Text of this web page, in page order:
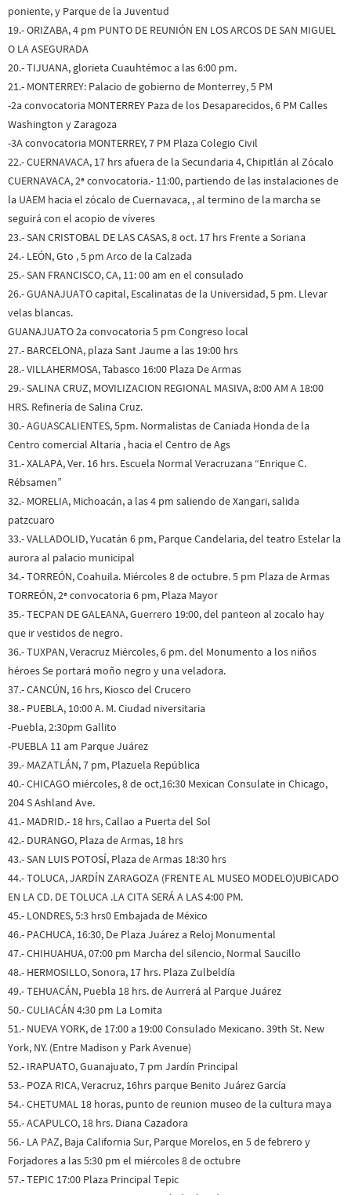
poniente, y Parque de la Juventud
19.- ORIZABA, 4 pm PUNTO DE REUNIÓN EN LOS ARCOS DE SAN MIGUEL
O LA ASEGURADA
20.- TIJUANA, glorieta Cuauhtémoc a las 6:00 pm.
21.- MONTERREY: Palacio de gobierno de Monterrey, 5 PM
-2a convocatoria MONTERREY Paza de los Desaparecidos, 6 PM Calles
Washington y Zaragoza
-3A convocatoria MONTERREY, 7 PM Plaza Colegio Civil
22.- CUERNAVACA, 17 hrs afuera de la Secundaria 4, Chipitlán al Zócalo
CUERNAVACA, 2ª convocatoria.- 11:00, partiendo de las instalaciones de
la UAEM hacia el zócalo de Cuernavaca, , al termino de la marcha se
seguirá con el acopio de víveres
23.- SAN CRISTOBAL DE LAS CASAS, 8 oct. 17 hrs Frente a Soriana
24.- LEÓN, Gto , 5 pm Arco de la Calzada
25.- SAN FRANCISCO, CA, 11: 00 am en el consulado
26.- GUANAJUATO capital, Escalinatas de la Universidad, 5 pm. Llevar
velas blancas.
GUANAJUATO 2a convocatoria 5 pm Congreso local
27.- BARCELONA, plaza Sant Jaume a las 19:00 hrs
28.- VILLAHERMOSA, Tabasco 16:00 Plaza De Armas
29.- SALINA CRUZ, MOVILIZACION REGIONAL MASIVA, 8:00 AM A 18:00
HRS. Refinería de Salina Cruz.
30.- AGUASCALIENTES, 5pm. Normalistas de Caniada Honda de la
Centro comercial Altaria , hacia el Centro de Ags
31.- XALAPA, Ver. 16 hrs. Escuela Normal Veracruzana “Enrique C.
Rébsamen”
32.- MORELIA, Michoacán, a las 4 pm saliendo de Xangari, salida
patzcuaro
33.- VALLADOLID, Yucatán 6 pm, Parque Candelaria, del teatro Estelar la
aurora al palacio municipal
34.- TORREÓN, Coahuila. Miércoles 8 de octubre. 5 pm Plaza de Armas
TORREÓN, 2ª convocatoria 6 pm, Plaza Mayor
35.- TECPAN DE GALEANA, Guerrero 19:00, del panteon al zocalo hay
que ir vestidos de negro.
36.- TUXPAN, Veracruz Miércoles, 6 pm. del Monumento a los niños
héroes Se portará moño negro y una veladora.
37.- CANCÚN, 16 hrs, Kiosco del Crucero
38.- PUEBLA, 10:00 A. M. Ciudad niversitaria
-Puebla, 2:30pm Gallito
-PUEBLA 11 am Parque Juárez
39.- MAZATLÁN, 7 pm, Plazuela República
40.- CHICAGO miércoles, 8 de oct,16:30 Mexican Consulate in Chicago,
204 S Ashland Ave.
41.- MADRID.- 18 hrs, Callao a Puerta del Sol
42.- DURANGO, Plaza de Armas, 18 hrs
43.- SAN LUIS POTOSÍ, Plaza de Armas 18:30 hrs
44.- TOLUCA, JARDÍN ZARAGOZA (FRENTE AL MUSEO MODELO)UBICADO
EN LA CD. DE TOLUCA .LA CITA SERÁ A LAS 4:00 PM.
45.- LONDRES, 5:3 hrs0 Embajada de México
46.- PACHUCA, 16:30, De Plaza Juárez a Reloj Monumental
47.- CHIHUAHUA, 07:00 pm Marcha del silencio, Normal Saucillo
48.- HERMOSILLO, Sonora, 17 hrs. Plaza Zulbeldía
49.- TEHUACÁN, Puebla 18 hrs. de Aurrerá al Parque Juárez
50.- CULIACÁN 4:30 pm La Lomita
51.- NUEVA YORK, de 17:00 a 19:00 Consulado Mexicano. 39th St. New
York, NY. (Entre Madison y Park Avenue)
52.- IRAPUATO, Guanajuato, 7 pm Jardín Principal
53.- POZA RICA, Veracruz, 16hrs parque Benito Juárez García
54.- CHETUMAL 18 horas, punto de reunion museo de la cultura maya
55.- ACAPULCO, 18 hrs. Diana Cazadora
56.- LA PAZ, Baja California Sur, Parque Morelos, en 5 de febrero y
Forjadores a las 5:30 pm el miércoles 8 de octubre
57.- TEPIC 17:00 Plaza Principal Tepic